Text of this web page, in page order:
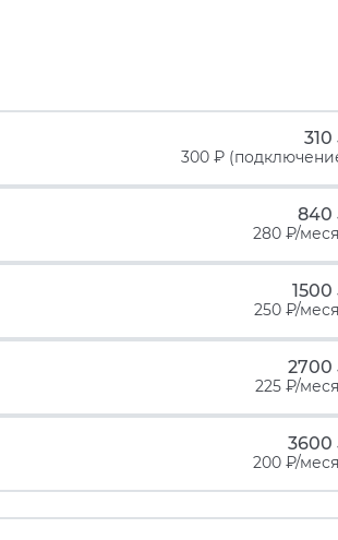
300 ₽
840
280 ₽/
1500
250 ₽/
2700
225 ₽/
3600
200 ₽/